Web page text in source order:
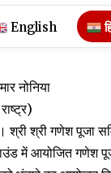
English
नोनिया
श्री श्री गणेश पूजा
में आयोजित गणेश